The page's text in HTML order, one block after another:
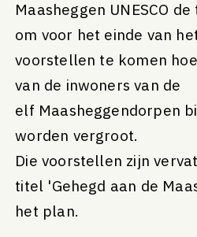
Maasheggen UNESCO
om voor het einde van
voorstellen te komen
van de inwoners van de
elf Maasheggendorpen
worden vergroot.
Die voorstellen zijn
titel 'Gehegd aan de
het plan.